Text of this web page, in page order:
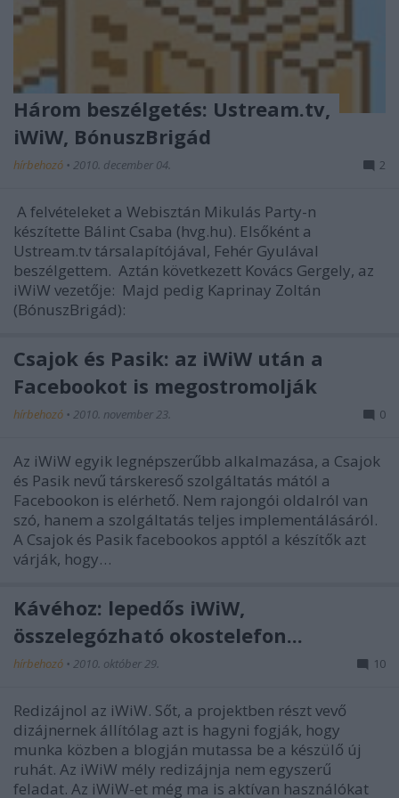
Három beszélgetés: Ustream.tv,
iWiW, BónuszBrigád
hírbehozó • 2010. december 04. 2
A felvételeket a Webisztán Mikulás Party-n
készítette Bálint Csaba (hvg.hu). Elsőként a
Ustream.tv társalapítójával, Fehér Gyulával
beszélgettem. Aztán következett Kovács Gergely, az
iWiW vezetője: Majd pedig Kaprinay Zoltán
(BónuszBrigád):
Csajok és Pasik: az iWiW után a
Facebookot is megostromolják
hírbehozó • 2010. november 23. 0
Az iWiW egyik legnépszerűbb alkalmazása, a Csajok
és Pasik nevű társkereső szolgáltatás mától a
Facebookon is elérhető. Nem rajongói oldalról van
szó, hanem a szolgáltatás teljes implementálásáról.
A Csajok és Pasik facebookos apptól a készítők azt
várják, hogy…
Kávéhoz: lepedős iWiW,
összelegózható okostelefon...
hírbehozó • 2010. október 29. 10
Redizájnol az iWiW. Sőt, a projektben részt vevő
dizájnernek állítólag azt is hagyni fogják, hogy
munka közben a blogján mutassa be a készülő új
ruhát. Az iWiW mély redizájnja nem egyszerű
feladat. Az iWiW-et még ma is aktívan használókat